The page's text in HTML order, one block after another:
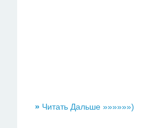
» Читать Дальше »»»»»»)